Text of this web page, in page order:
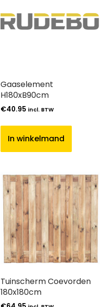
Gaaselement
H180xB90cm
€40.95 incl. BTW
In winkelmand
Tuinscherm Coevorden
180x180cm